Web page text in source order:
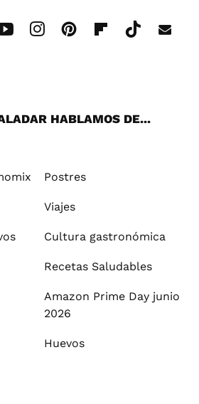
HABLAMOS DE...
Postres
Viajes
Cultura gastronómica
Recetas Saludables
Amazon Prime Day junio
2026
Huevos